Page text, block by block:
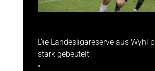
Die Landesligareserve aus Wyhl
stark gebeutelt
•